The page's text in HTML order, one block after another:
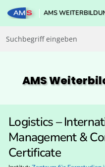
AMS
AMS
Logistics –
Management &
Certificate